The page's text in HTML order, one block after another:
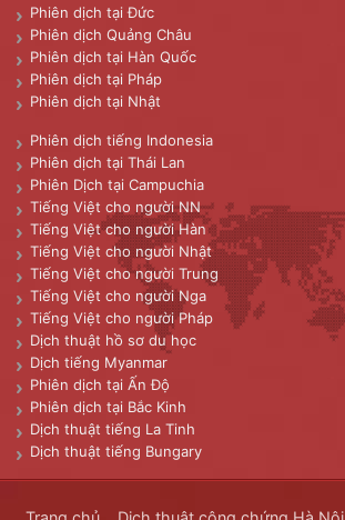
Phiên dịch tại Đức
Phiên dịch Quảng Châu
Phiên dịch tại Hàn Quốc
Phiên dịch tại Pháp
Phiên dịch tại Nhật
Phiên dịch tiếng Indonesia
Phiên dịch tại Thái Lan
Phiên Dịch tại Campuchia
Tiếng Việt cho người NN
Tiếng Việt cho người Hàn
Tiếng Việt cho người Nhật
Tiếng Việt cho người Trung
Tiếng Việt cho người Nga
Tiếng Việt cho người Pháp
Dịch thuật hồ sơ du học
Dịch tiếng Myanmar
Phiên dịch tại Ấn Độ
Phiên dịch tại Bắc Kinh
Dịch thuật tiếng La Tinh
Dịch thuật tiếng Bungary